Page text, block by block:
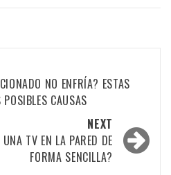
NO ENFRÍA? ESTAS
CAUSAS
NEXT
TV EN LA PARED DE
FORMA SENCILLA?